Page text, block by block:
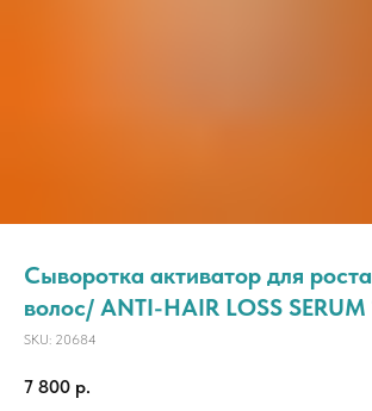
Сыворотка активатор для
волос/ ANTI-HAIR LOSS
SKU: 20684
7 800 р.